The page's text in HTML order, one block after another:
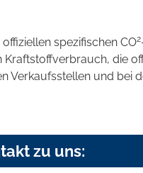
spezifischen CO2
die
und bei
zu uns: